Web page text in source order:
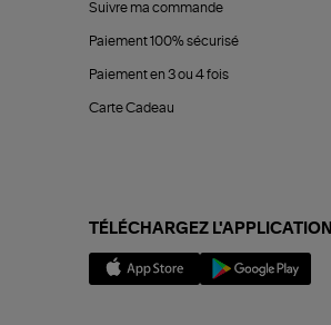
Suivre ma commande
Paiement 100% sécurisé
Paiement en 3 ou 4 fois
Carte Cadeau
TÉLÉCHARGEZ L'APPLICATION